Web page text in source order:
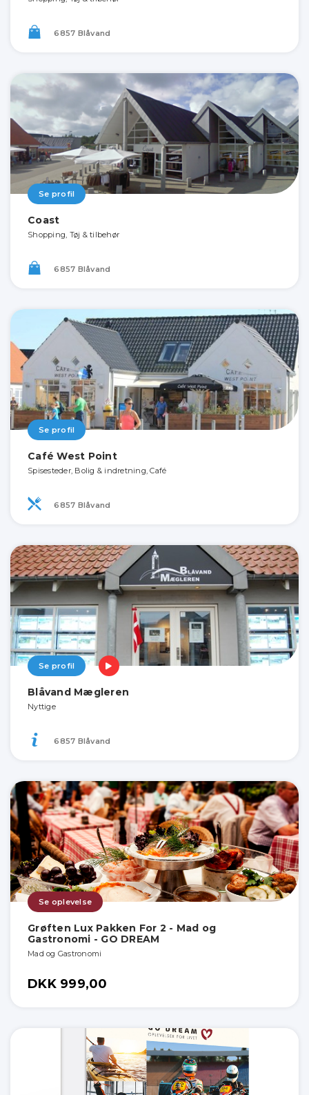
6857 Blåvand
Se profil
Coast
Shopping, Tøj & tilbehør
6857 Blåvand
Se profil
Café West Point
Spisesteder, Bolig & indretning, Café
6857 Blåvand
Se profil
Blåvand Mægleren
Nyttige
6857 Blåvand
Se oplevelse
Grøften Lux Pakken For 2 - Mad og
Gastronomi - GO DREAM
Mad og Gastronomi
DKK 999,00